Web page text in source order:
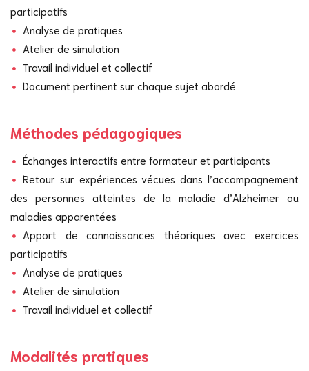
participatifs
Analyse de pratiques
Atelier de simulation
Travail individuel et collectif
Document pertinent sur chaque sujet abordé
Méthodes pédagogiques
Échanges interactifs entre formateur et participants
Retour sur expériences vécues dans l’accompagnement
des personnes atteintes de la maladie d’Alzheimer ou
maladies apparentées
Apport de connaissances théoriques avec exercices
participatifs
Analyse de pratiques
Atelier de simulation
Travail individuel et collectif
Modalités pratiques